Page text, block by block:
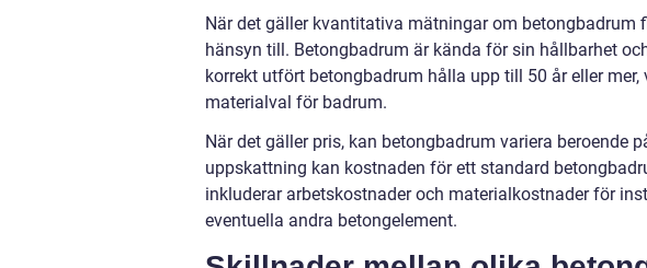
När det gäller kvantitativa mätningar om betongbadrum
hänsyn till. Betongbadrum är kända för sin hållbarhet
korrekt utfört betongbadrum hålla upp till 50 år eller
materialval för badrum.
När det gäller pris, kan betongbadrum variera beroende
uppskattning kan kostnaden för ett standard
inkluderar arbetskostnader och materialkostnader för
eventuella andra betongelement.